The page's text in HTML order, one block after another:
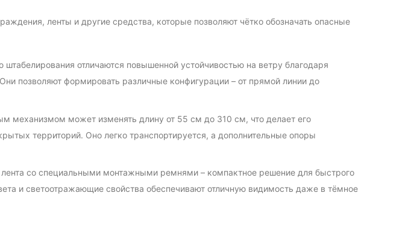
ленты и другие средства, которые позволяют чётко обозначать опасные
отличаются повышенной устойчивостью на ветру благодаря
позволяют формировать различные конфигурации – от прямой линии до
механизмом может изменять длину от 55 см до 310 см, что делает его
территорий. Оно легко транспортируется, а дополнительные опоры
со специальными монтажными ремнями – компактное решение для быстрого
и светоотражающие свойства обеспечивают отличную видимость даже в тёмное